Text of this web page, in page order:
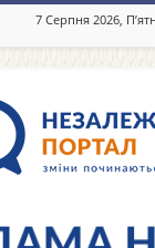
7 Серпня 2026,
портал